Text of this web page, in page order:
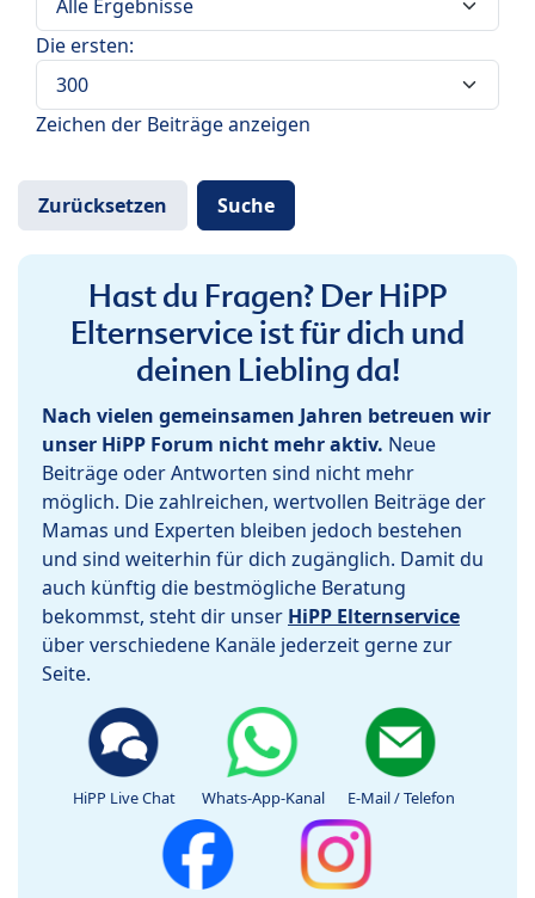
Die ersten:
Zeichen der Beiträge anzeigen
Hast du Fragen? Der HiPP
Elternservice ist für dich und
deinen Liebling da!
Nach vielen gemeinsamen Jahren betreuen wir
unser HiPP Forum nicht mehr aktiv. Neue
Beiträge oder Antworten sind nicht mehr
möglich. Die zahlreichen, wertvollen Beiträge der
Mamas und Experten bleiben jedoch bestehen
und sind weiterhin für dich zugänglich. Damit du
auch künftig die bestmögliche Beratung
bekommst, steht dir unser HiPP Elternservice
über verschiedene Kanäle jederzeit gerne zur
Seite.
HiPP Live Chat Whats-App-Kanal E-Mail / Telefon